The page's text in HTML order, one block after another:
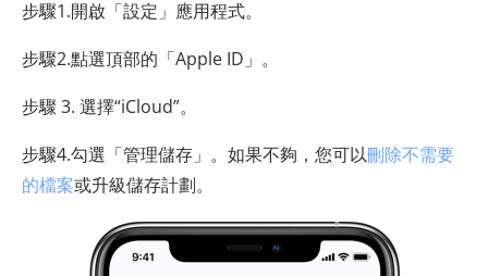
步驟1.開啟「設定」應用程式。
步驟2.點選頂部的「Apple ID」。
步驟 3. 選擇“iCloud”。
步驟4.勾選「管理儲存」。如果不夠，您可以刪除不需要
的檔案或升級儲存計劃。